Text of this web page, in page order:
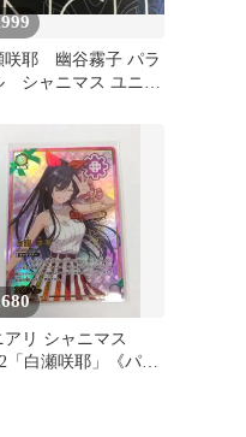
咲耶 幽谷霧子 パラ
シャニマス ユニオ
アリ シャニマス
「白瀬咲耶」《パラ